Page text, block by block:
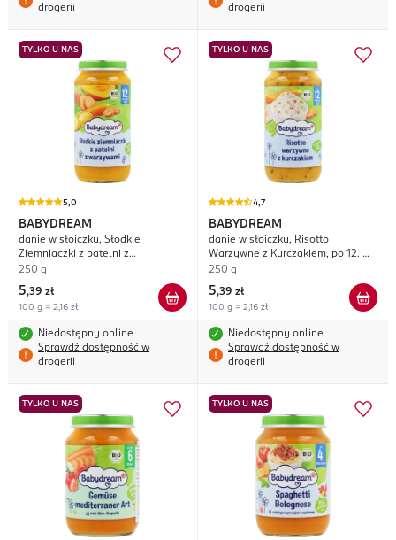
drogerii
drogerii
TYLKO U NAS
5,0
BABYDREAM
danie w słoiczku, Słodkie
Ziemniaczki z patelni z
Warzywami, od 12. m-ca życia
250 g
5,39 zł
100 g = 2,16 zł
Niedostępny online
Sprawdź dostępność w
drogerii
TYLKO U NAS
4,7
BABYDREAM
danie w słoiczku, Risotto
Warzywne z Kurczakiem, po 12. m-
cu życia
250 g
5,39 zł
100 g = 2,16 zł
Niedostępny online
Sprawdź dostępność w
drogerii
TYLKO U NAS TYLKO U NAS